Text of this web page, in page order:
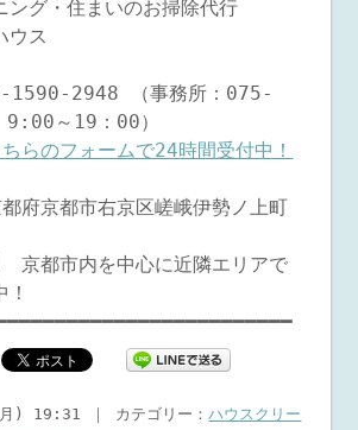
ング・住まいのお掃除代行
ウス
1590-2948 （事務所：075-
～19：00）
らのフォームで24時間受付中！
府京都市右京区嵯峨伊勢ノ上町
京都市内を中心に近隣エリアで
) 19:31 ｜ カテゴリー：ハウスクリー